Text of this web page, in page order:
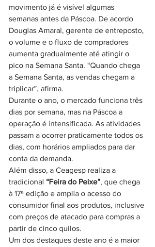
movimento já é visível algumas
semanas antes da Páscoa. De acordo
Douglas Amaral, gerente de entreposto,
o volume e o fluxo de compradores
aumenta gradualmente até atingir o
pico na Semana Santa. “Quando chega
a Semana Santa, as vendas chegam a
triplicar”, afirma.
Durante o ano, o mercado funciona três
dias por semana, mas na Páscoa a
operação é intensificada. As atividades
passam a ocorrer praticamente todos os
dias, com horários ampliados para dar
conta da demanda.
Além disso, a Ceagesp realiza a
tradicional “Feira do Peixe”, que chega
à 17ª edição e amplia o acesso do
consumidor final aos produtos, inclusive
com preços de atacado para compras a
partir de cinco quilos.
Um dos destaques deste ano é a maior